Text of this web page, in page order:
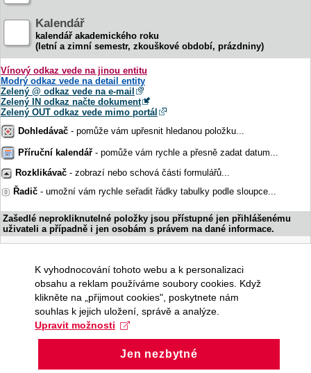
Kalendář
kalendář akademického roku
(letní a zimní semestr, zkouškové období, prázdniny)
Vínový odkaz vede na jinou entitu
Modrý odkaz vede na detail entity
Zelený @ odkaz vede na e-mail
Zelený IN odkaz načte dokument
Zelený OUT odkaz vede mimo portál
Dohledávač - pomůže vám upřesnit hledanou položku...
Příruční kalendář - pomůže vám rychle a přesně zadat datum...
Rozklikávač - zobrazí nebo schová části formulářů...
Řadič - umožní vám rychle seřadit řádky tabulky podle sloupce...
Zašedlé neprokliknutelné položky jsou přístupné jen přihlášenému
uživateli a případně i jen osobám s právem na dané informace.
K vyhodnocování tohoto webu a k personalizaci
obsahu a reklam používáme soubory cookies. Když
klikněte na „přijmout cookies", poskytnete nám
souhlas k jejich uložení, správě a analýze.
Upravit možnosti
Jen nezbytné